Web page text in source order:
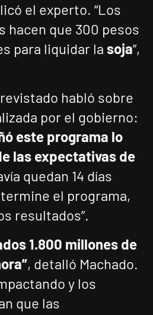
el experto. “Los
hacen que 300 pesos
para liquidar la soja”,
habló sobre
por el gobierno:
este programa lo
las expectativas de
quedan 14 días
el programa,
resultados”.
1.800 millones de
, detalló Machado.
y los
que las